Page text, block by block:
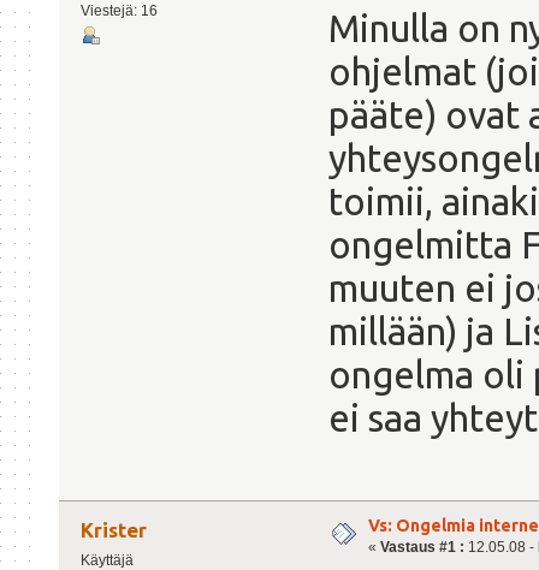
Viestejä: 16
Minulla on
ohjelmat
pääte) ovat
toimii,
ongelmitta
muuten ei
millään) ja
ongelma oli
ei saa
Krister
Käyttäjä
Vs: Ongelmia
« Vastaus #1 : 12.05.08 -